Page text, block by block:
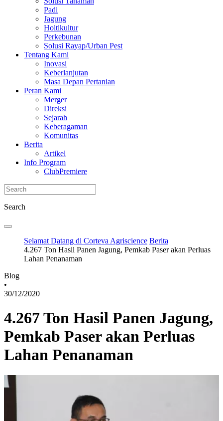
Padi
Jagung
Holtikultur
Perkebunan
Solusi Rayap/Urban Pest
Tentang Kami
Inovasi
Keberlanjutan
Masa Depan Pertanian
Peran Kami
Merger
Direksi
Sejarah
Keberagaman
Komunitas
Berita
Artikel
Info Program
ClubPremiere
Search
Selamat Datang di Corteva Agriscience Berita
4.267 Ton Hasil Panen Jagung, Pemkab Paser akan Perluas
Lahan Penanaman
Blog
•
30/12/2020
4.267 Ton Hasil Panen Jagung,
Pemkab Paser akan Perluas
Lahan Penanaman